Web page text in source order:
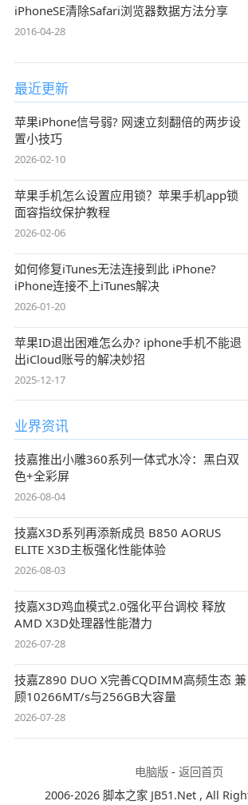
iPhoneSE清除Safari浏览器数据方法分享
2016-04-28
最近更新
苹果iPhone信号弱? 网速立刻翻倍的两步设
置小技巧
2026-02-10
苹果手机怎么设置应用锁？苹果手机app锁
面容指纹保护教程
2026-02-06
如何修复iTunes无法连接到此 iPhone?
iPhone连接不上iTunes解决
2026-01-20
苹果ID退出困难怎么办? iphone手机不能退
出iCloud账号的解决妙招
2025-12-17
业界资讯
技嘉推出小雕360系列一体式水冷：黑白双
色+全彩屏
2026-08-04
技嘉X3D系列再添新成员 B850 AORUS
ELITE X3D主板强化性能体验
2026-08-03
技嘉X3D鸡血模式2.0强化平台调校 释放
AMD X3D处理器性能潜力
2026-07-28
技嘉Z890 DUO X完善CQDIMM高频生态 兼
顾10266MT/s与256GB大容量
2026-07-28
电脑版- 返回首页
2006-2026 脚本之家 JB51.Net , All